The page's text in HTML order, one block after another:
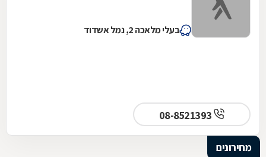
בעלי מלאכה 2, נמל אשדוד
08-8521393
מחירונים